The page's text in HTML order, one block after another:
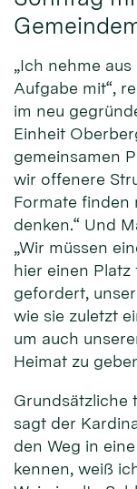
„Ich nehme
Aufgabe mit“,
im neu
Einheit
gemeinsamen
wir offenere
Formate finden
denken.“ Und
„Wir müssen
hier einen
gefordert,
wie sie zuletzt
um auch
Heimat zu
Grundsätzliche
sagt der
den Weg in
kennen, weiß